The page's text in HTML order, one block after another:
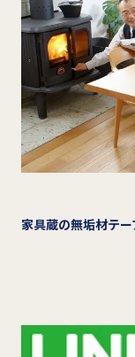
家具蔵の無垢材テ